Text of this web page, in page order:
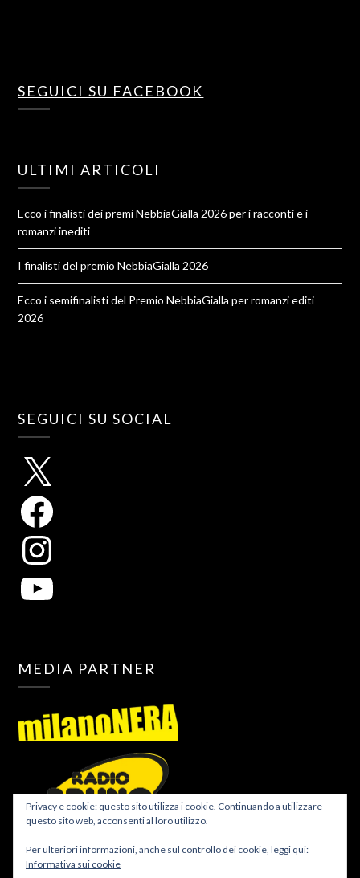
SEGUICI SU FACEBOOK
ULTIMI ARTICOLI
Ecco i finalisti dei premi NebbiaGialla 2026 per i racconti e i
romanzi inediti
I finalisti del premio NebbiaGialla 2026
Ecco i semifinalisti del Premio NebbiaGialla per romanzi editi
2026
SEGUICI SU SOCIAL
MEDIA PARTNER
Privacy e cookie: questo sito utilizza i cookie. Continuando a utilizzare
questo sito web, acconsenti al loro utilizzo.
Per ulteriori informazioni, anche sul controllo dei cookie, leggi qui:
Informativa sui cookie